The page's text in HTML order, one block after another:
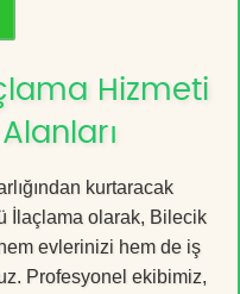
Hizmeti
kurtaracak
İlaçlama olarak, Bilecik
evlerinizi hem de iş
Profesyonel ekibimiz,